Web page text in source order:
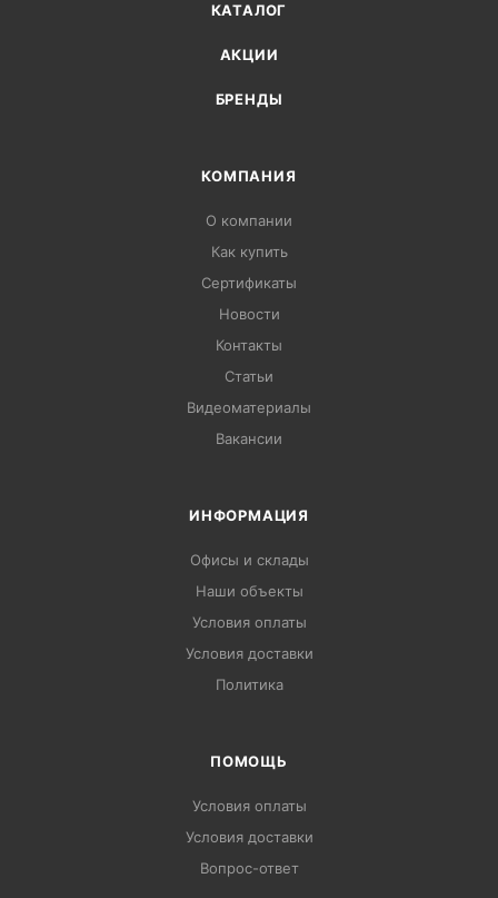
КАТАЛОГ
АКЦИИ
БРЕНДЫ
КОМПАНИЯ
О компании
Как купить
Сертификаты
Новости
Контакты
Статьи
Видеоматериалы
Вакансии
ИНФОРМАЦИЯ
Офисы и склады
Наши объекты
Условия оплаты
Условия доставки
Политика
ПОМОЩЬ
Условия оплаты
Условия доставки
Вопрос-ответ